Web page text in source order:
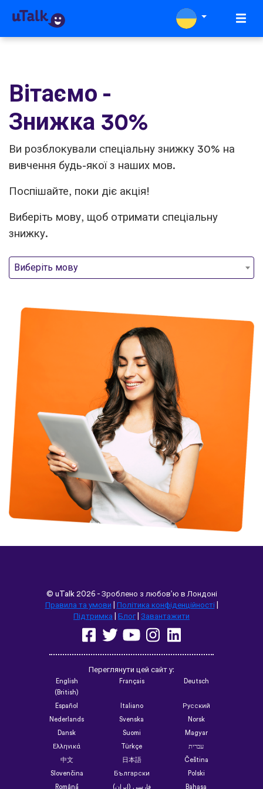
Вітаємо -
Знижка 30%
Ви розблокували спеціальну знижку 30% на
вивчення будь-якої з наших мов.
Поспішайте, поки діє акція!
Виберіть мову, щоб отримати спеціальну
знижку.
Виберіть мову
© uTalk2026 - Зроблено з любов’ю в Лондоні
Правила та умови
Політика конфіденційності|
Підтримка
Блог| Завантажити
Переглянути цей сайт у:
English
(British)
Français Deutsch
Español Italiano Русский
Nederlands Svenska Norsk
Dansk Suomi Magyar
Ελληνικά Türkçe עברית
中文 日本語 Čeština
Slovenčina Български Polski
Română فارسی (ایران) Bahasa